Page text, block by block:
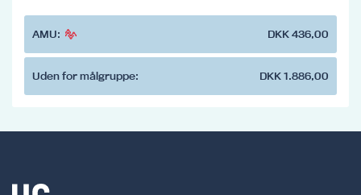
AMU: DKK 436,00
Uden for målgruppe: DKK 1.886,00